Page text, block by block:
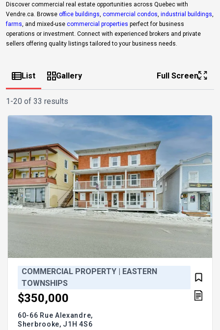
Discover commercial real estate opportunities across Quebec with
Vendre.ca. Browse office buildings commercial condos industrial buildings
farms , and mixed-use commercial properties perfect for business
operations or investment. Connect with experienced brokers and private
sellers offering quality listings tailored to your business needs.
List Gallery Full Screen
1-20 of 33 results
COMMERCIAL PROPERTY | EASTERN
TOWNSHIPS
$350,000
60-66 Rue Alexandre,
Sherbrooke, J1H 4S6